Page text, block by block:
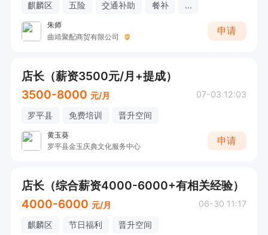
麒麟区 五险 交通补助 餐补 ...
朱师
曲靖聚配商贸有限公司
申请
店长（薪资3500元/月+提成）
3500-8000 元/月 07-03 12:03
罗平县 免费培训 晋升空间
黄玉葵
罗平县金玉庆典文化服务中心
申请
店长（综合薪资4000-6000+有相关经验）
4000-6000 元/月 06-30 11:17
麒麟区 节日福利 晋升空间